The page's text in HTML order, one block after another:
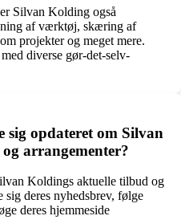
Silvan Kolding også
af værktøj, skæring af
projekter og meget mere.
diverse gør-det-selv-
opdateret om Silvan
arrangementer?
Koldings aktuelle tilbud og
sig deres nyhedsbrev, følge
deres hjemmeside